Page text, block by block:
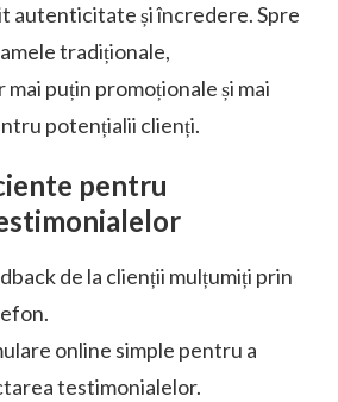
autenticitate și încredere. Spre
tradiționale,
puțin promoționale și mai
potențialii clienți.
pentru
de la clienții mulțumiți prin
online simple pentru a
testimonialelor.